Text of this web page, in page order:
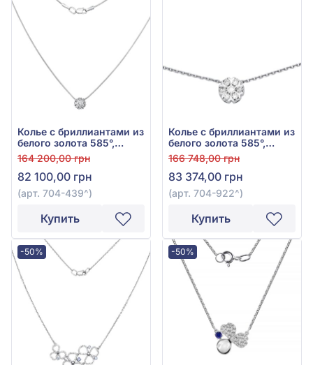
Колье с бриллиантами из
белого золота 585°,
бриллиант 0,24ct, арт.
704-439
164 200,00 грн
82 100,00 грн
(арт. 704-439^)
Купить
Колье с бриллиантами из
белого золота 585°,
Бриллиант 0,35ct, арт.
704-922
166 748,00 грн
83 374,00 грн
(арт. 704-922^)
Купить
-50% -50%